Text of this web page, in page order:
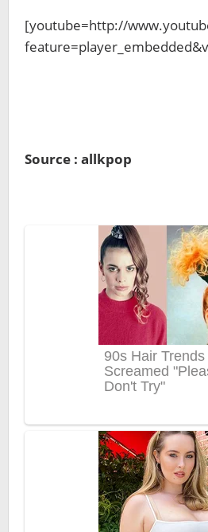
[youtube=http://
Source : allkpop